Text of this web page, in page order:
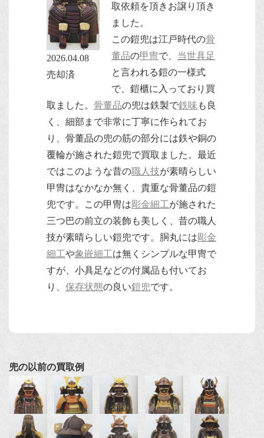
2026.04.08
売却済
取依頼を頂きお譲り頂き
ました。
この鎧兜は江戸時代の骨
董品の甲冑で、 当世具足
と言われる鎧の一様式
で、鎧櫃に入っており買
取ました。 骨董品の兜は鉄製で鉄味 も良
く、細部まで非常に丁寧に作られてお
り、骨董品の兜の筋の部分には鉄や銅の
覆輪が施された鎧兜で買取ました。最近
ではこのような昔の職人技が素晴らしい
甲冑はなかなか無く、貴重な骨董品の鎧
兜です。この甲冑は彫金細工が施された
三つ巴の前立の装飾も美しく、昔の職人
技が素晴らしい鎧兜です。胴丸には彫金
細工や象嵌細工は無くシンプルな甲冑で
すが、小具足などの付属品も付いてお
り、 保存状態の良い鎧兜です。
兜の以前の買取例